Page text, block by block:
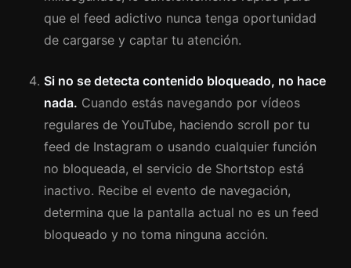
que el feed adictivo nunca tenga oportunidad
de cargarse y captar tu atención.
Si no se detecta contenido bloqueado, no hace
nada. Cuando estás navegando por vídeos
regulares de YouTube, haciendo scroll por tu
feed de Instagram o usando cualquier función
no bloqueada, el servicio de Shortstop está
inactivo. Recibe el evento de navegación,
determina que la pantalla actual no es un feed
bloqueado y no toma ninguna acción.